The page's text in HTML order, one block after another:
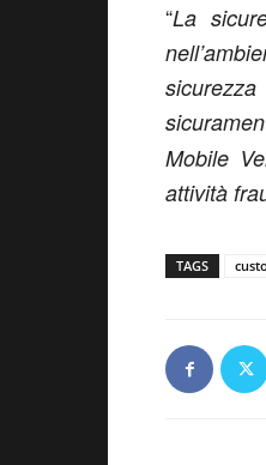
“La
Mobile
attività
TAGS